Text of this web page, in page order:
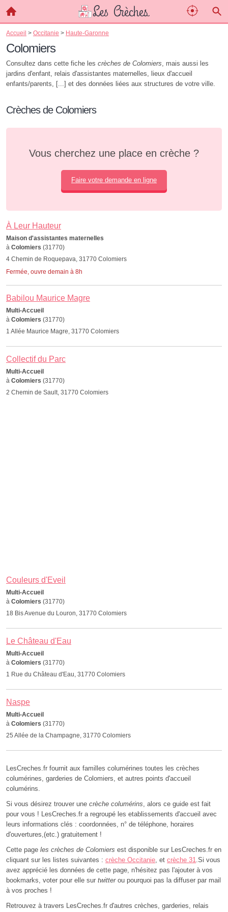
Accueil > Occitanie > Haute-Garonne
Colomiers
Consultez dans cette fiche les crèches de Colomiers, mais aussi les
jardins d'enfant, relais d'assistantes maternelles, lieux d'accueil
enfants/parents, [...] et des données liées aux structures de votre ville.
Crèches de Colomiers
Vous cherchez une place en crèche ?
Faire votre demande en ligne
À Leur Hauteur
Maison d'assistantes maternelles
à Colomiers (31770)
4 Chemin de Roquepava, 31770 Colomiers
Fermée, ouvre demain à 8h
Babilou Maurice Magre
Multi-Accueil
à Colomiers (31770)
1 Allée Maurice Magre, 31770 Colomiers
Collectif du Parc
Multi-Accueil
à Colomiers (31770)
2 Chemin de Sault, 31770 Colomiers
Couleurs d'Eveil
Multi-Accueil
à Colomiers (31770)
18 Bis Avenue du Louron, 31770 Colomiers
Le Château d'Eau
Multi-Accueil
à Colomiers (31770)
1 Rue du Château d'Eau, 31770 Colomiers
Naspe
Multi-Accueil
à Colomiers (31770)
25 Allée de la Champagne, 31770 Colomiers
LesCreches.fr fournit aux familles columérines toutes les crèches
columérines, garderies de Colomiers, et autres points d'accueil
columérins.
Si vous désirez trouver une crèche columérins, alors ce guide est fait
pour vous ! LesCreches.fr a regroupé les etablissements d'accueil avec
leurs informations clés : coordonnées, n° de téléphone, horaires
d'ouvertures,(etc.) gratuitement !
Cette page les crèches de Colomiers est disponible sur LesCreches.fr en
cliquant sur les listes suivantes : crèche Occitanie, et crèche 31.Si vous
avez apprécié les données de cette page, n'hésitez pas l'ajouter à vos
bookmarks, voter pour elle sur twitterou pourquoi pas la diffuser par mail
à vos proches !
Retrouvez à travers LesCreches.fr d'autres crèches, garderies, relais